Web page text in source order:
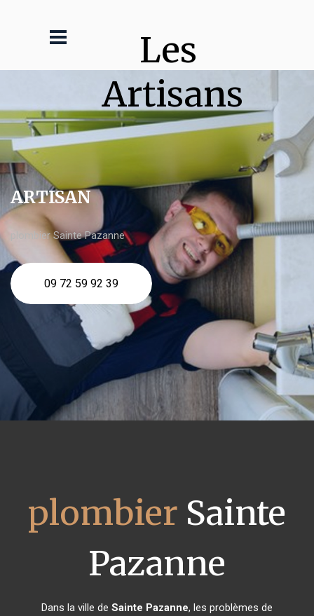
Les
Artisans
ARTISAN
plombier Sainte Pazanne
09 72 59 92 39
plombier Sainte
Pazanne
Dans la ville de Sainte Pazanne, les problèmes de